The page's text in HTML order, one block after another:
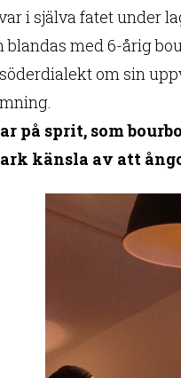
i själva fatet under
med 6-årig
om sin
på sprit, som
känsla av att